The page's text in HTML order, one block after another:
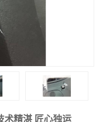
术精湛 匠心独运